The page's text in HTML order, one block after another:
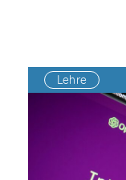
Lehre